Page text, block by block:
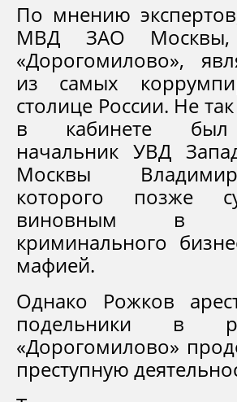
По мнению
МВД ЗАО
«Дорогомилово»,
из самых
столице России. Не
в кабинете был
начальник УВД
Москвы
которого позже
виновным в
криминального
мафией.
Однако Рожков
подельники в
«Дорогомилово»
преступную